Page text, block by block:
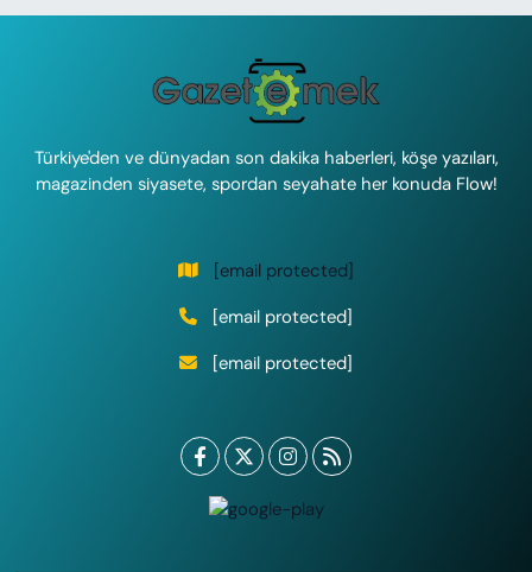
Türkiye'den ve dünyadan son dakika haberleri, köşe yazıları,
magazinden siyasete, spordan seyahate her konuda Flow!
[email protected]
[email protected]
[email protected]